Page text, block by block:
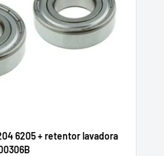
6205 + retentor lavadora